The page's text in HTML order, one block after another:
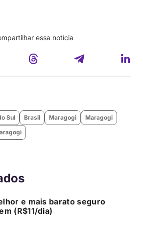
essa notícia
Sul Brasil Maragogi
Maragogi
e mais barato seguro
(R$11/dia)